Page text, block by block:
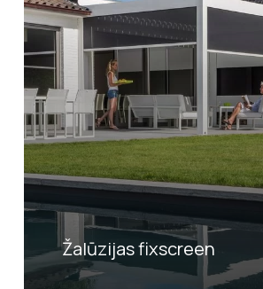
Žalūzijas fixscreen